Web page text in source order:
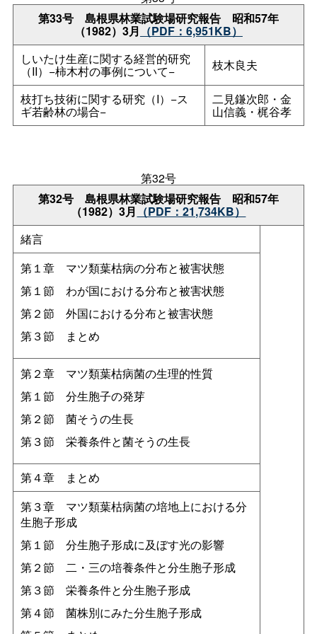
第33号 島根県林業試験場研究報告 昭和57年
（1982）3月 （PDF：6,951KB）
しいたけ生産に関する経営的研究
（II）−柿木村の事例について− 枝木良夫
枝打ち技術に関する研究（I）−ス
ギ若齢林の場合−
二見鎌次郎・金
山信義・梶谷孝
第32号
第32号 島根県林業試験場研究報告 昭和57年
（1982）3月 （PDF：21,734KB）
緒言
第１章 マツ類葉枯病の分布と被害状態
第１節 わが国における分布と被害状態
第２節 外国における分布と被害状態
第３節 まとめ
第２章 マツ類葉枯病菌の生理的性質
第１節 分生胞子の発芽
第２節 菌そうの生長
第３節 栄養条件と菌そうの生長
第４章
まとめ
第３章 マツ類葉枯病菌の培地上における分
生胞子形成
第１節 分生胞子形成に及ぼす光の影響
第２節 二・三の培養条件と分生胞子形成
第３節 栄養条件と分生胞子形成
第４節 菌株別にみた分生胞子形成